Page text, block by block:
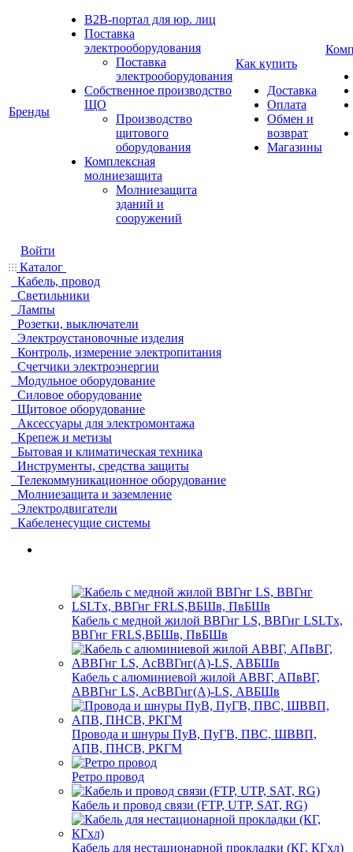
Бренды
B2B-портал для юр. лиц
Поставка
электрооборудования
Поставка
электрооборудования
Собственное производство
ЩО
Производство
щитового
оборудования
Комплексная
молниезащита
Молниезащита
зданий и
сооружений
Как купить
Доставка
Оплата
Обмен и
возврат
Магазины
Войти
Каталог
Кабель, провод
Светильники
Лампы
Розетки, выключатели
Электроустановочные изделия
Контроль, измерение электропитания
Счетчики электроэнергии
Модульное оборудование
Силовое оборудование
Щитовое оборудование
Аксессуары для электромонтажа
Крепеж и метизы
Бытовая и климатическая техника
Инструменты, средства защиты
Телекоммуникационное оборудование
Молниезащита и заземление
Электродвигатели
Кабеленесущие системы
Кабель с медной жилой ВВГнг LS, ВВГнг LSLTx,
ВВГнг FRLS,ВБШв, ПвБШв
Кабель с алюминиевой жилой АВВГ, АПвВГ,
АВВГнг LS, АсВВГнг(А)-LS, АВБШв
Провода и шнуры ПуВ, ПуГВ, ПВС, ШВВП,
АПВ, ПНСВ, РКГМ
Ретро провод
Кабель и провод связи (FTP, UTP, SAT, RG)
Кабель для нестационарной прокладки (КГ, КГхл)